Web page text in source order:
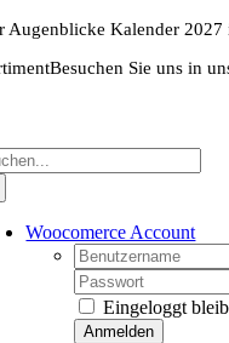
Zum
Inhalt
springen
Augenblicke Kalender
Besuchen Sie uns in
Woocomerce Account
Username:
Password:
Eingeloggt